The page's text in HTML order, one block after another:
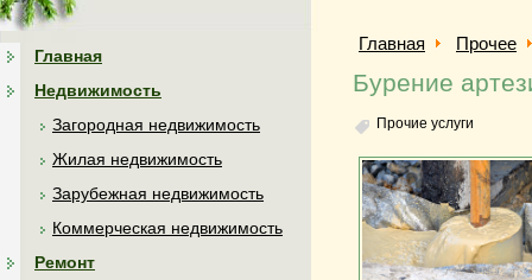
Главная
Недвижимость
Загородная недвижимость
Жилая недвижимость
Зарубежная недвижимость
Коммерческая недвижимость
Ремонт
Главная Прочее
Бурение
Прочие услуги